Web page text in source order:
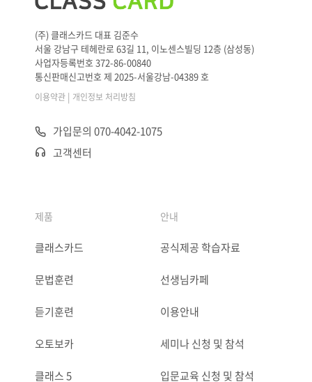
(주) 클래스카드 대표 김준수
서울 강남구 테헤란로 63길 11, 이노센스빌딩 12층 (삼성동)
사업자등록번호 372-86-00840
통신판매신고번호 제 2025-서울강남-04389 호
이용약관 | 개인정보 처리방침
가입문의 070-4042-1075
고객센터
제품
클래스카드
문법훈련
듣기훈련
오토보카
클래스 5
안내
공식제공 학습자료
선생님카페
이용안내
세미나 신청 및 참석
입문교육 신청 및 참석